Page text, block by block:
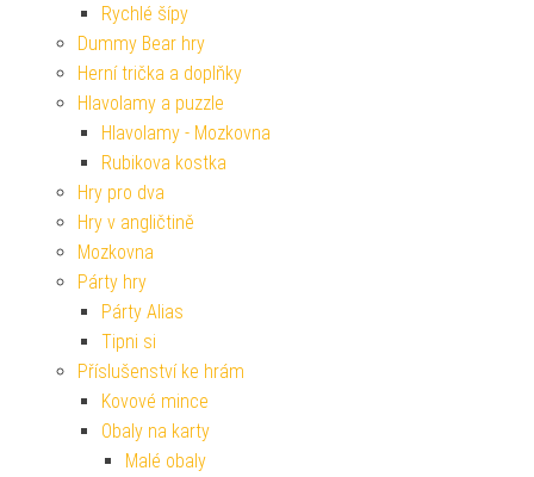
Rychlé šípy
Dummy Bear hry
Herní trička a doplňky
Hlavolamy a puzzle
Hlavolamy - Mozkovna
Rubikova kostka
Hry pro dva
Hry v angličtině
Mozkovna
Párty hry
Párty Alias
Tipni si
Příslušenství ke hrám
Kovové mince
Obaly na karty
Malé obaly